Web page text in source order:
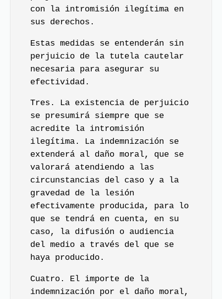
con la intromisión ilegítima en
sus derechos.
Estas medidas se entenderán sin
perjuicio de la tutela cautelar
necesaria para asegurar su
efectividad.
Tres. La existencia de perjuicio
se presumirá siempre que se
acredite la intromisión
ilegítima. La indemnización se
extenderá al daño moral, que se
valorará atendiendo a las
circunstancias del caso y a la
gravedad de la lesión
efectivamente producida, para lo
que se tendrá en cuenta, en su
caso, la difusión o audiencia
del medio a través del que se
haya producido.
Cuatro. El importe de la
indemnización por el daño moral,